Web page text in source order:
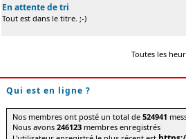
En attente de tri
Tout est dans le titre. ;-)
Toutes les
Qui est en ligne ?
Nos membres ont posté un total de524941
Nous avons246123 membres enregistrés